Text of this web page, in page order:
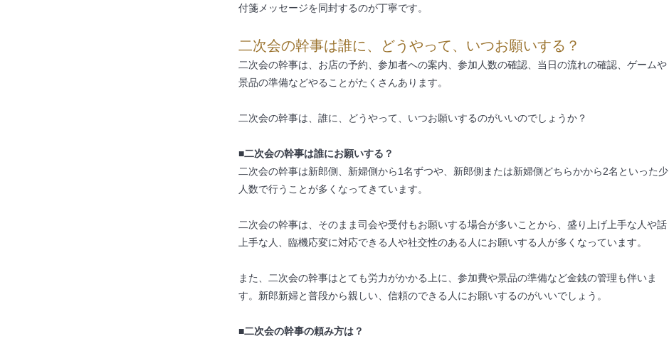
付箋メッセージを同封するのが丁寧です。
二次会の幹事は誰に、どうやって、いつお願いする？
二次会の幹事は、お店の予約、参加者への案内、参加人数の確認、当日の流れの確認、ゲームや
景品の準備などやることがたくさんあります。
二次会の幹事は、誰に、どうやって、いつお願いするのがいいのでしょうか？
■二次会の幹事は誰にお願いする？
二次会の幹事は新郎側、新婦側から1名ずつや、新郎側または新婦側どちらかから2名といった少
人数で行うことが多くなってきています。
二次会の幹事は、そのまま司会や受付もお願いする場合が多いことから、盛り上げ上手な人や話
上手な人、臨機応変に対応できる人や社交性のある人にお願いする人が多くなっています。
また、二次会の幹事はとても労力がかかる上に、参加費や景品の準備など金銭の管理も伴いま
す。新郎新婦と普段から親しい、信頼のできる人にお願いするのがいいでしょう。
■二次会の幹事の頼み方は？